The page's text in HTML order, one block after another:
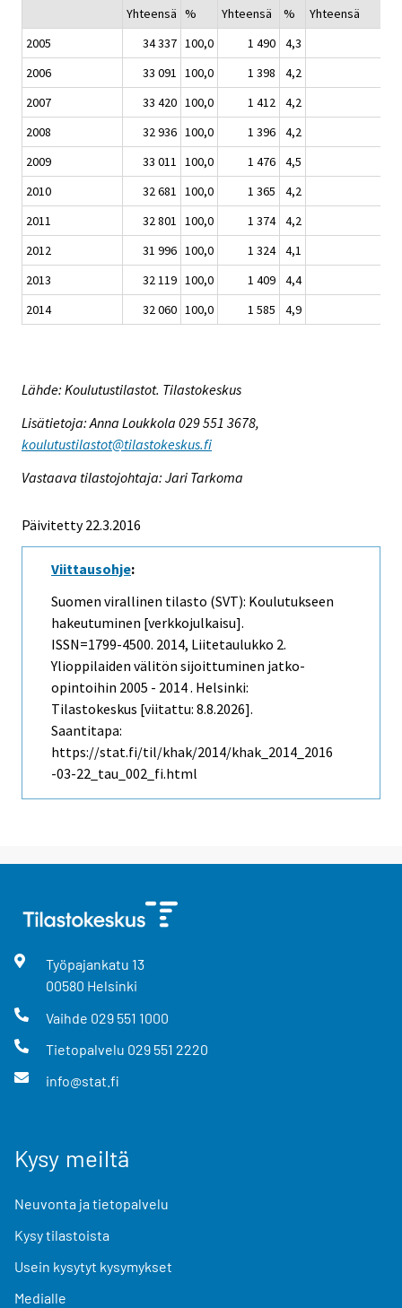
Yhteensä % Yhteensä %
Yhteensä
2005
34 337 100,0 1 490
4,3
2006
33 091 100,0 1 398
4,2
2007
33 420 100,0 1 412
4,2
2008
32 936 100,0 1 396
4,2
2009
33 011 100,0 1 476
4,5
2010
32 681 100,0 1 365
4,2
2011
32 801 100,0 1 374
4,2
2012
31 996 100,0 1 324
4,1
2013
32 119 100,0 1 409
4,4
2014
32 060 100,0 1 585 4,9
Lähde: Koulutustilastot. Tilastokeskus
Lisätietoja: Anna Loukkola 029 551 3678,
koulutustilastot@tilastokeskus.fi
Vastaava tilastojohtaja: Jari Tarkoma
Päivitetty 22.3.2016
Viittausohje:
Suomen virallinen tilasto (SVT): Koulutukseen
hakeutuminen [verkkojulkaisu].
ISSN=1799-4500. 2014, Liitetaulukko 2.
Ylioppilaiden välitön sijoittuminen jatko-
opintoihin 2005 - 2014 . Helsinki:
Tilastokeskus [viitattu: 8.8.2026].
Saantitapa:
https://stat.fi/til/khak/2014/khak_2014_2016
-03-22_tau_002_fi.html
Työpajankatu 13
00580 Helsinki
Vaihde 029 551 1000
Tietopalvelu 029 551 2220
info@stat.fi
Kysy meiltä
Neuvonta ja tietopalvelu
Kysy tilastoista
Usein kysytyt kysymykset
Medialle